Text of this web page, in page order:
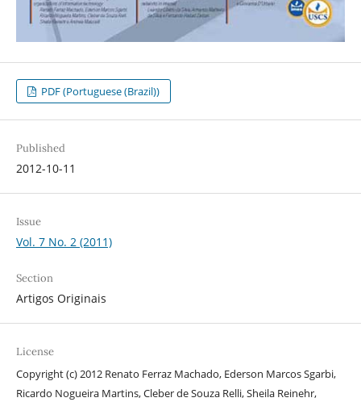
PDF (Portuguese (Brazil))
Published
2012-10-11
Issue
Vol. 7 No. 2 (2011)
Section
Artigos Originais
License
Copyright (c) 2012 Renato Ferraz Machado, Ederson Marcos Sgarbi,
Ricardo Nogueira Martins, Cleber de Souza Relli, Sheila Reinehr,